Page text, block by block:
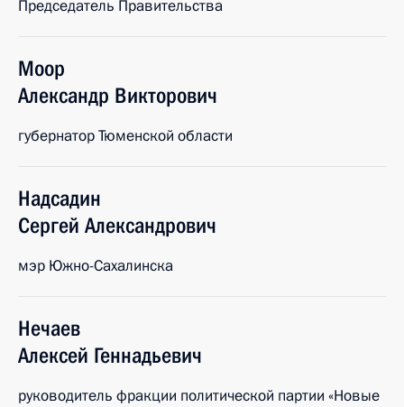
Председатель Правительства
Моор
Александр Викторович
губернатор Тюменской области
Надсадин
Сергей Александрович
мэр Южно-Сахалинска
Нечаев
Алексей Геннадьевич
руководитель фракции политической партии «Новые